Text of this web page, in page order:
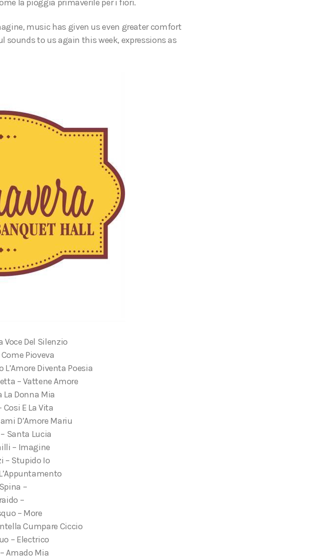
la pioggia primaverile per i fiori.
music has given us even greater comfort
sounds to us again this week, expressions as
Voce Del Silenzio
Pioveva
Diventa Poesia
– Vattene Amore
La Donna Mia
E La Vita
D’Amore Mariu
Santa Lucia
– Imagine
– Stupido Io
–
–
– More
Cumpare Ciccio
– Electrico
Amado Mia